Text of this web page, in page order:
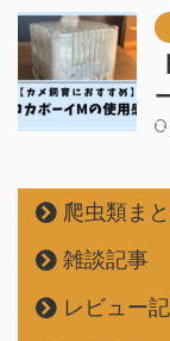
爬虫類ま
雑談記事
レビュー